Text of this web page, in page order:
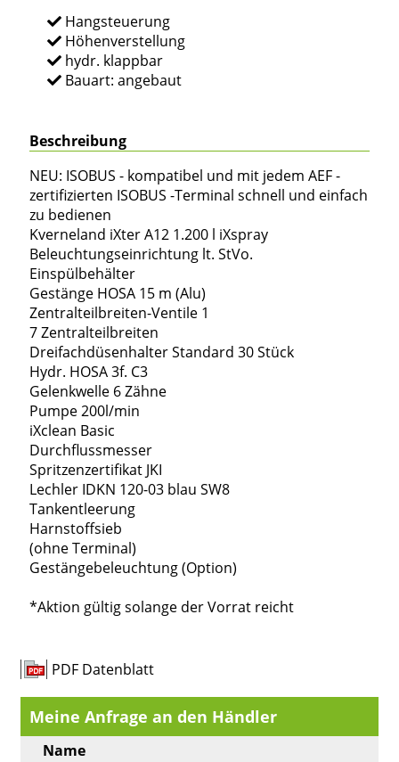
Hangsteuerung
Höhenverstellung
hydr. klappbar
Bauart: angebaut
Beschreibung
NEU: ISOBUS - kompatibel und mit jedem AEF -
zertifizierten ISOBUS -Terminal schnell und einfach
zu bedienen
Kverneland iXter A12 1.200 l iXspray
Beleuchtungseinrichtung lt. StVo.
Einspülbehälter
Gestänge HOSA 15 m (Alu)
Zentralteilbreiten-Ventile 1
7 Zentralteilbreiten
Dreifachdüsenhalter Standard 30 Stück
Hydr. HOSA 3f. C3
Gelenkwelle 6 Zähne
Pumpe 200l/min
iXclean Basic
Durchflussmesser
Spritzenzertifikat JKI
Lechler IDKN 120-03 blau SW8
Tankentleerung
Harnstoffsieb
(ohne Terminal)
Gestängebeleuchtung (Option)
*Aktion gültig solange der Vorrat reicht
PDF Datenblatt
Meine Anfrage an den Händler
Name